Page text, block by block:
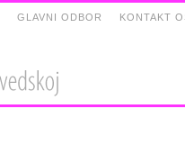
KONTAKT
GLAVNI ODBOR